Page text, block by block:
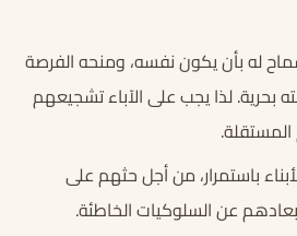
له بأن يكون نفسه، ومنحه الفرصة
بحرية. لذا يجب على الآباء تشجيعهم
باستمرار، من أجل حثهم على
عن السلوكيات الخاطئة.